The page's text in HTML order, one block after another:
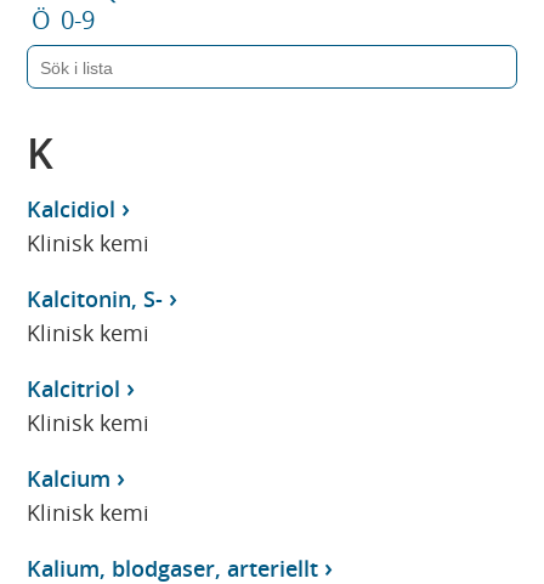
Ö 0-9
K
Kalcidiol
Klinisk kemi
Kalcitonin, S-
Klinisk kemi
Kalcitriol
Klinisk kemi
Kalcium
Klinisk kemi
Kalium, blodgaser, arteriellt